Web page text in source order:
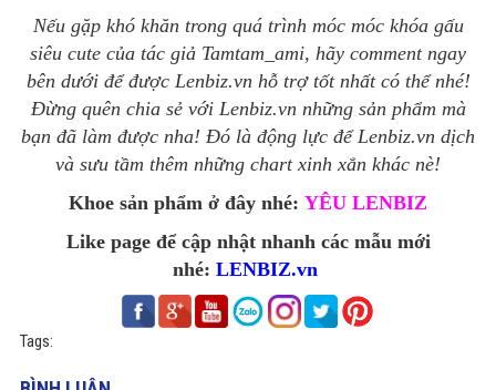
Nếu gặp khó khăn trong quá trình móc móc khóa gấu
siêu cute của tác giả Tamtam_ami, hãy comment ngay
bên dưới để được Lenbiz.vn hỗ trợ tốt nhất có thể nhé!
Đừng quên chia sẻ với Lenbiz.vn những sản phẩm mà
bạn đã làm được nha! Đó là động lực để Lenbiz.vn dịch
và sưu tầm thêm những chart xinh xắn khác nè!
Khoe sản phẩm ở đây nhé: YÊU LENBIZ
Like page để cập nhật nhanh các mẫu mới
nhé: LENBIZ.vn
Tags: